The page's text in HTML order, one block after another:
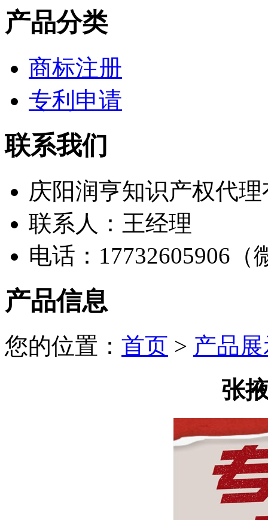
产品分类
商标注册
专利申请
联系我们
庆阳润亨知识产权代
联系人：王经理
电话：17732605906（
产品信息
您的位置： 首页 > 产品
张